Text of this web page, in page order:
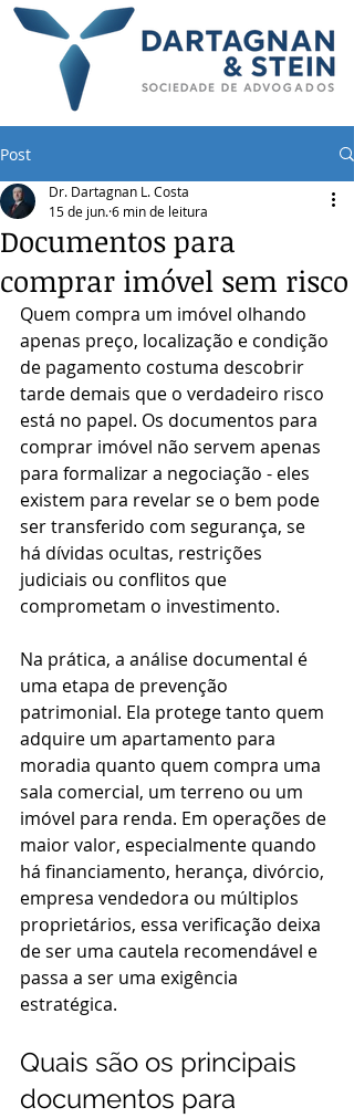
Post
Documentos para
comprar imóvel sem risco
Dr. Dartagnan L. Costa
15 de jun.6 min de leitura
Quem compra um imóvel olhando
apenas preço, localização e condição
de pagamento costuma descobrir
tarde demais que o verdadeiro risco
está no papel. Os documentos para
comprar imóvel não servem apenas
para formalizar a negociação - eles
existem para revelar se o bem pode
ser transferido com segurança, se
há dívidas ocultas, restrições
judiciais ou conflitos que
comprometam o investimento.
Na prática, a análise documental é
uma etapa de prevenção
patrimonial. Ela protege tanto quem
adquire um apartamento para
moradia quanto quem compra uma
sala comercial, um terreno ou um
imóvel para renda. Em operações de
maior valor, especialmente quando
há financiamento, herança, divórcio,
empresa vendedora ou múltiplos
proprietários, essa verificação deixa
de ser uma cautela recomendável e
passa a ser uma exigência
estratégica.
Quais são os principais
documentos para